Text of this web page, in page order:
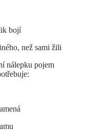
bojí
než sami žili
nálepku pojem